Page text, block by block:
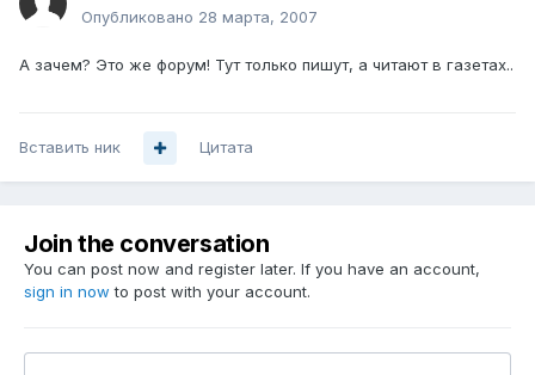
Опубликовано 28 марта, 2007
А зачем? Это же форум! Тут только пишут, а читают в газетах..
Вставить ник Цитата
Join the conversation
You can post now and register later. If you have an account,
sign in now to post with your account.